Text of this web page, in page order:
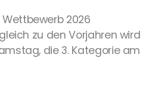
2026
zu den Vorjahren wird
die 3. Kategorie am